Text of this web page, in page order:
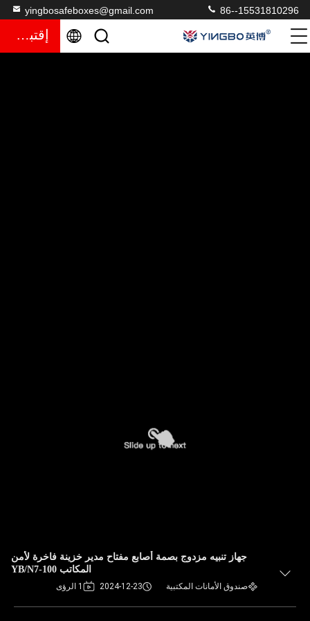
yingbosafeboxes@gmail.com 86--15531810296
إقتباس
جهاز تنبيه مزدوج بصمة أصابع مفتاح مدير خزينة فاخرة لأمن
المكاتب YB/N7-100
صندوق الأمانات المكتبية 2024-12-23 1 الرؤى